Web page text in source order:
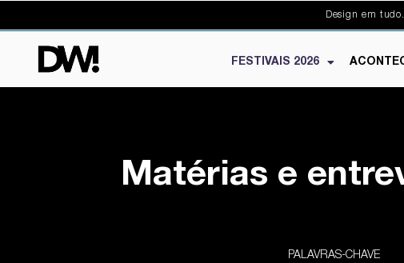
Design em
FESTIVAIS 2026
Matérias e